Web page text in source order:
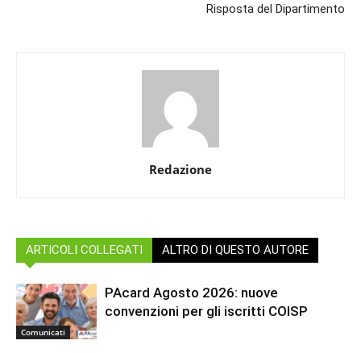
Risposta del Dipartimento
Redazione
ARTICOLI COLLEGATI ALTRO DI QUESTO AUTORE
Comunicati
PAcard Agosto 2026: nuove
convenzioni per gli iscritti COISP